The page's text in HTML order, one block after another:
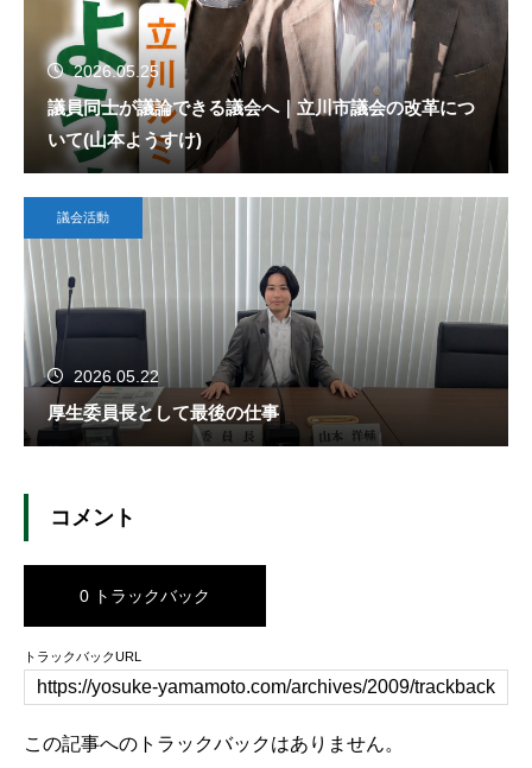
2026.05.25
議員同士が議論できる議会へ｜立川市議会の改革につ
いて(山本ようすけ)
議会活動
2026.05.22
厚生委員長として最後の仕事
コメント
0 トラックバック
トラックバックURL
この記事へのトラックバックはありません。